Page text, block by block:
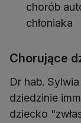
chorób
chłoniaka
Chorujące
Dr hab.
dziedzinie
dziecko